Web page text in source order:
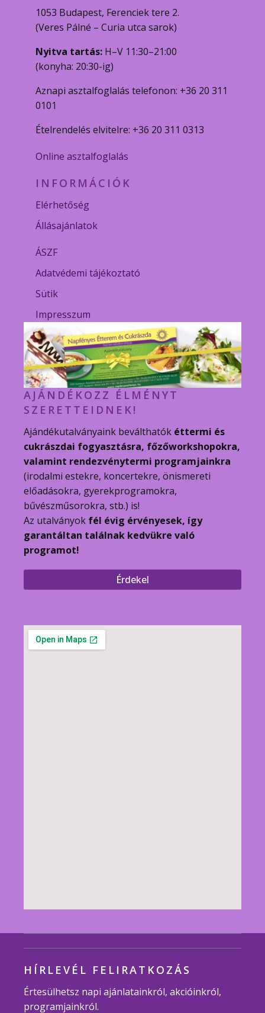
1053 Budapest, Ferenciek tere 2.
(Veres Pálné – Curia utca sarok)
Nyitva tartás: H–V 11:30–21:00
(konyha: 20:30-ig)
Aznapi asztalfoglalás telefonon: +36 20 311
0101
Ételrendelés elvitelre: +36 20 311 0313
Online asztalfoglalás
INFORMÁCIÓK
Elérhetőség
Állásajánlatok
ÁSZF
Adatvédemi tájékoztató
Sütik
Impresszum
AJÁNDÉKOZZ ÉLMÉNYT
SZERETTEIDNEK!
Ajándékutalványaink beválthatók éttermi és
cukrászdai fogyasztásra, főzőworkshopokra,
valamint rendezvénytermi programjainkra
(irodalmi estekre, koncertekre, önismereti
előadásokra, gyerekprogramokra,
bűvészműsorokra, stb.) is!
Az utalványok fél évig érvényesek, így
garantáltan találnak kedvükre való
programot!
Érdekel
HÍRLEVÉL FELIRATKOZÁS
Értesülhetsz napi ajánlatainkról, akcióinkról,
programjainkról.